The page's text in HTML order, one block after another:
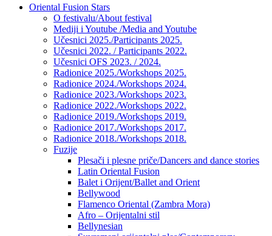
festivala
Skip
Oriental Fusion Stars
O festivalu/About festival
Mediji i Youtube /Media and Youtube
Učesnici 2025./Participants 2025.
Učesnici 2022. / Participants 2022.
Učesnici OFS 2023. / 2024.
Radionice 2025./Workshops 2025.
Radionice 2024./Workshops 2024.
Radionice 2023./Workshops 2023.
Radionice 2022./Workshops 2022.
Radionice 2019./Workshops 2019.
Radionice 2017./Workshops 2017.
Radionice 2018./Workshops 2018.
Fuzije
Plesači i plesne priče/Dancers and dance stories
Latin Oriental Fusion
Balet i Orijent/Ballet and Orient
Bellywood
Flamenco Oriental (Zambra Mora)
Afro – Orijentalni stil
Bellynesian